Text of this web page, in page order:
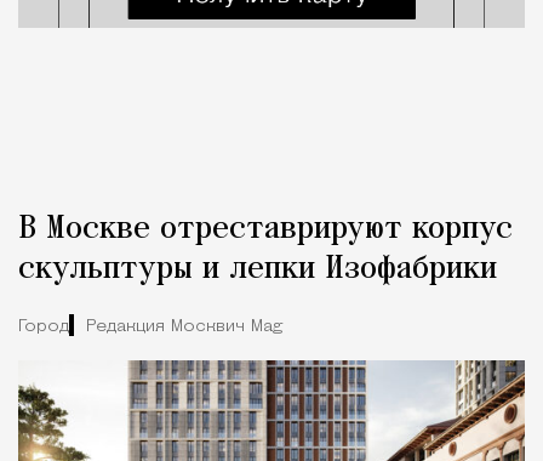
В Москве отреставрируют корпус
скульптуры и лепки Изофабрики
Город Редакция Москвич Mag